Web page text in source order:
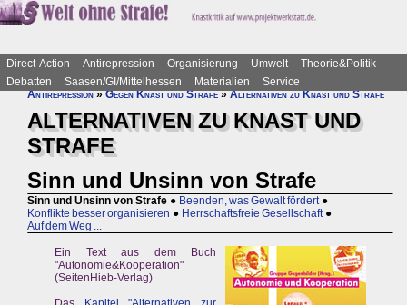
Direct-Action Antirepression Organisierung Umwelt
Theorie&Politik
Debatten
Saasen/GI/Mittelhessen Materialien
Service
Antirepression»Gegen Knast und Strafe»Alternativen zu Knast und Strafe
ALTERNATIVEN ZU KNAST UND
STRAFE
Sinn und Unsinn von Strafe
Sinn und Unsinn von Strafe ● Beenden, was Gewalt fördert ●
Konflikte besser organisieren ● Herrschaftsfreie Gesellschaft ●
Auf dem Weg ...
Ein Text aus dem Buch
"Autonomie&Kooperation"
(SeitenHieb-Verlag)